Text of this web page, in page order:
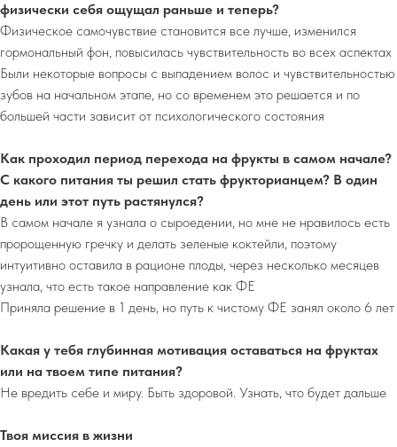
физически себя ощущал раньше и теперь?
Физическое самочувствие становится все лучше, изменился
гормональный фон, повысилась чувствительность во всех аспектах
Были некоторые вопросы с выпадением волос и чувствительностью
зубов на начальном этапе, но со временем это решается и по
большей части зависит от психологического состояния
Как проходил период перехода на фрукты в самом начале?
С какого питания ты решил стать фрукторианцем? В один
день или этот путь растянулся?
В самом начале я узнала о сыроедении, но мне не нравилось есть
пророщенную гречку и делать зеленые коктейли, поэтому
интуитивно оставила в рационе плоды, через несколько месяцев
узнала, что есть такое направление как ФЕ
Приняла решение в 1 день, но путь к чистому ФЕ занял около 6 лет
Какая у тебя глубинная мотивация оставаться на фруктах
или на твоем типе питания?
Не вредить себе и миру. Быть здоровой. Узнать, что будет дальше
Твоя миссия в жизни